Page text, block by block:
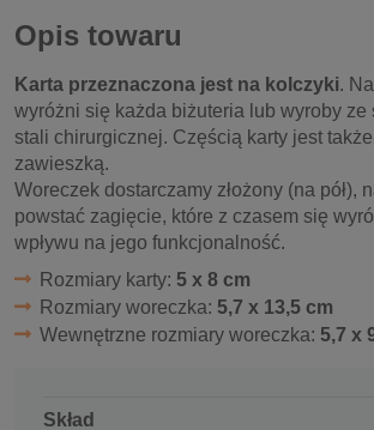
Opis towaru
Karta przeznaczona jest na kolczyki.
wyróżni się każda biżuteria lub wyroby ze
stali chirurgicznej. Częścią karty jest
zawieszką.
Woreczek dostarczamy złożony (na pół),
powstać zagięcie, które z czasem się
wpływu na jego funkcjonalność.
Rozmiary karty: 5 x 8 cm
Rozmiary woreczka: 5,7 x 13,5 cm
Wewnętrzne rozmiary woreczka: 5,7 x
Skład